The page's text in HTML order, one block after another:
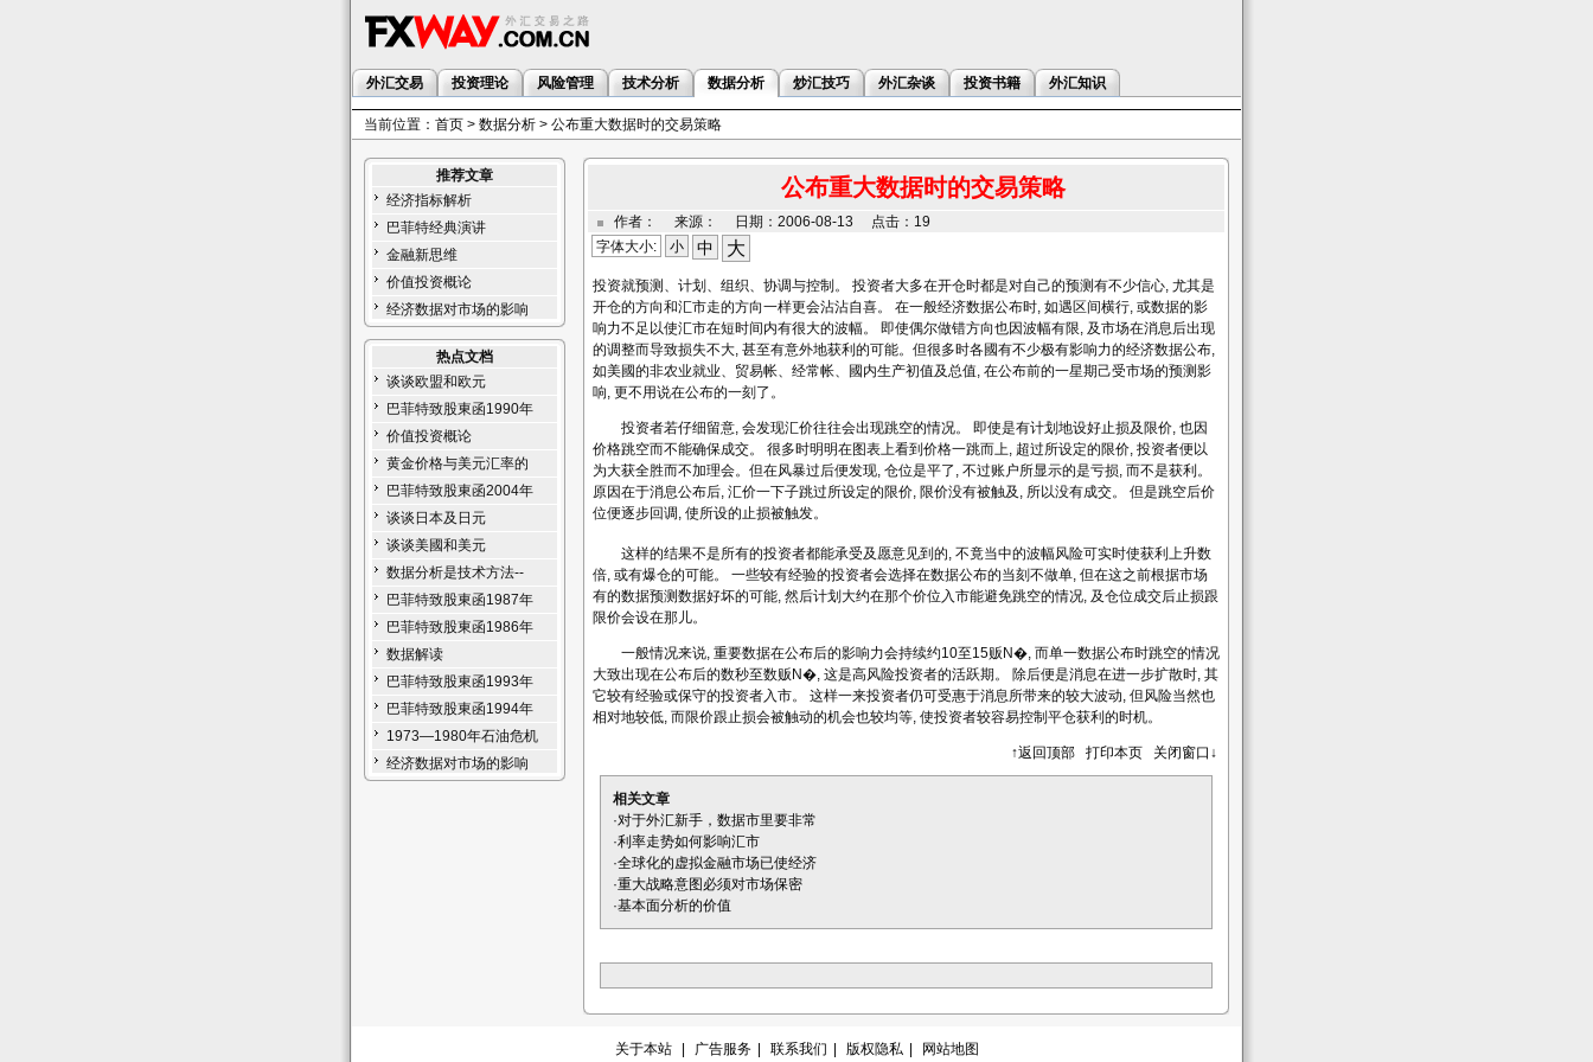
外汇交易 投资理论 风险管理 技术分析 数据分析 炒汇技巧 外汇杂谈 投资书籍 外汇知识
当前位置： 首页 > 数据分析 > 公布重大数据时的交易策略
推荐文章
经济指标解析
巴菲特经典演讲
金融新思维
价值投资概论
经济数据对市场的影响
热点文档
谈谈欧盟和欧元
巴菲特致股東函1990年
价值投资概论
黄金价格与美元汇率的
巴菲特致股東函2004年
谈谈日本及日元
谈谈美國和美元
数据分析是技术方法--
巴菲特致股東函1987年
巴菲特致股東函1986年
数据解读
巴菲特致股東函1993年
巴菲特致股東函1994年
1973—1980年石油危机
经济数据对市场的影响
公布重大数据时的交易策略
作者： 来源： 日期：2006-08-13 点击：19
字体大小:
小 中 大
投资就预测、计划、组织、协调与控制。 投资者大多在开仓时都是对自己的预测有不少信心, 尤其是
开仓的方向和汇市走的方向一样更会沾沾自喜。 在一般经济数据公布时, 如遇区间横行, 或数据的影
响力不足以使汇市在短时间内有很大的波幅。 即使偶尔做错方向也因波幅有限, 及市场在消息后出现
的调整而导致损失不大, 甚至有意外地获利的可能。但很多时各國有不少极有影响力的经济数据公布,
如美國的非农业就业、贸易帐、经常帐、國内生产初值及总值, 在公布前的一星期己受市场的预测影
响, 更不用说在公布的一刻了。
投资者若仔细留意, 会发现汇价往往会出现跳空的情况。 即使是有计划地设好止损及限价, 也因
价格跳空而不能确保成交。 很多时明明在图表上看到价格一跳而上, 超过所设定的限价, 投资者便以
为大获全胜而不加理会。但在风暴过后便发现, 仓位是平了, 不过账户所显示的是亏损, 而不是获利。
原因在于消息公布后, 汇价一下子跳过所设定的限价, 限价没有被触及, 所以没有成交。 但是跳空后价
位便逐步回调, 使所设的止损被触发。
这样的结果不是所有的投资者都能承受及愿意见到的, 不竟当中的波幅风险可实时使获利上升数
倍, 或有爆仓的可能。 一些较有经验的投资者会选择在数据公布的当刻不做单, 但在这之前根据市场
有的数据预测数据好坏的可能, 然后计划大约在那个价位入市能避免跳空的情况, 及仓位成交后止损跟
限价会设在那儿。
一般情况来说, 重要数据在公布后的影响力会持续约10至15贩N�, 而单一数据公布时跳空的情况
大致出现在公布后的数秒至数贩N�, 这是高风险投资者的活跃期。 除后便是消息在进一步扩散时, 其
它较有经验或保守的投资者入市。 这样一来投资者仍可受惠于消息所带来的较大波动, 但风险当然也
相对地较低, 而限价跟止损会被触动的机会也较均等, 使投资者较容易控制平仓获利的时机。
↑返回顶部 打印本页 关闭窗口↓
相关文章
·对于外汇新手，数据市里要非常
·利率走势如何影响汇市
·全球化的虚拟金融市场已使经济
·重大战略意图必须对市场保密
·基本面分析的价值
关于本站 广告服务 联系我们 版权隐私 网站地图